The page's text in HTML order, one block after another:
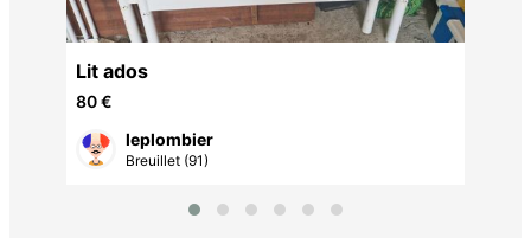
Lit ados
80 €
leplombier
Breuillet (91)